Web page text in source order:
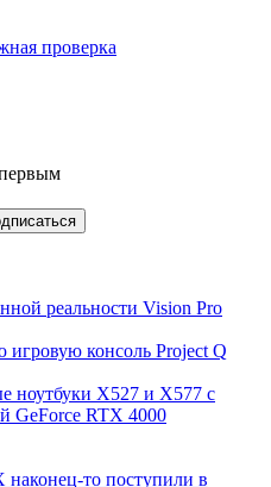
проверка
реальности Vision Pro
игровую консоль Project Q
ноутбуки X527 и X577 с
GeForce RTX 4000
то поступили в